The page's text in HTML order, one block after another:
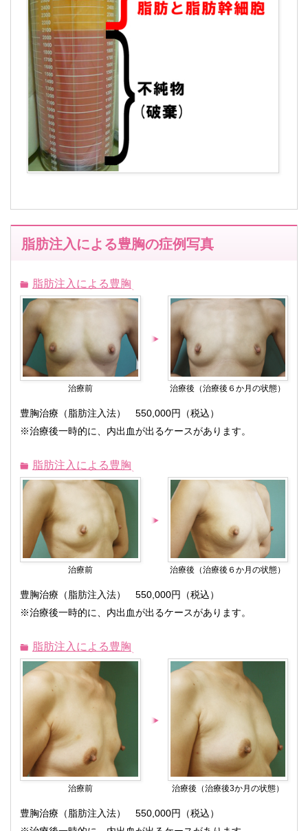
脂肪注入による豊胸の症例写真
脂肪注入による豊胸
治療前 治療後（治療後６か月の状態）
豊胸治療（脂肪注入法） 550,000円（税込）
※治療後一時的に、内出血が出るケースがあります。
脂肪注入による豊胸
治療前 治療後（治療後６か月の状態）
豊胸治療（脂肪注入法） 550,000円（税込）
※治療後一時的に、内出血が出るケースがあります。
脂肪注入による豊胸
治療前 治療後（治療後3か月の状態）
豊胸治療（脂肪注入法） 550,000円（税込）